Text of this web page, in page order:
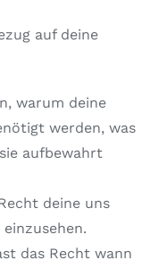
auf deine
warum deine
werden, was
aufbewahrt
deine uns
das Recht wann